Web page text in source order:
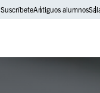
SuscríbeteAntiguos alumnos